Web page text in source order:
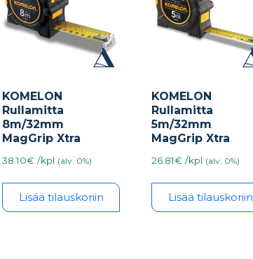
KOMELON
Rullamitta
8m/32mm
MagGrip Xtra
38.10€ /kpl (alv. 0%)
Lisää tilauskoriin
KOMELON
Rullamitta
5m/32mm
MagGrip Xtra
26.81€ /kpl (alv. 0%)
Lisää tilauskoriin